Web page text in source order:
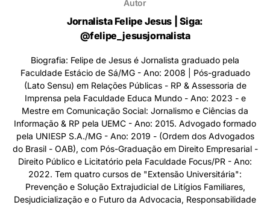
Autor
Jornalista Felipe Jesus | Siga:
@felipe_jesusjornalista
Biografia: Felipe de Jesus é Jornalista graduado pela
Faculdade Estácio de Sá/MG - Ano: 2008 | Pós-graduado
(Lato Sensu) em Relações Públicas - RP & Assessoria de
Imprensa pela Faculdade Educa Mundo - Ano: 2023 - e
Mestre em Comunicação Social: Jornalismo e Ciências da
Informação & RP pela UEMC - Ano: 2015. Advogado formado
pela UNIESP S.A./MG - Ano: 2019 - (Ordem dos Advogados
do Brasil - OAB), com Pós-Graduação em Direito Empresarial -
Direito Público e Licitatório pela Faculdade Focus/PR - Ano:
2022. Tem quatro cursos de "Extensão Universitária":
Prevenção e Solução Extrajudicial de Litígios Familiares,
Desjudicialização e o Futuro da Advocacia, Responsabilidade